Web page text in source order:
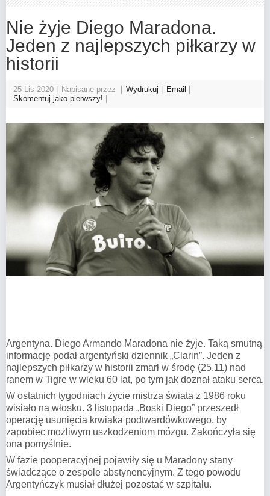
Nie żyje Diego Maradona.
Jeden z najlepszych piłkarzy w
historii
25 Lis 2020 Napisane przez Wydrukuj
Email
Skomentuj jako pierwszy!
Argentyna. Diego Armando Maradona nie żyje. Taką smutną
informację podał argentyński dziennik „Clarin”. Jeden z
najlepszych piłkarzy w historii zmarł w środę (25.11) nad
ranem w Tigre w wieku 60 lat, po tym jak doznał ataku serca.
W ostatnich tygodniach życie mistrza świata z 1986 roku
wisiało na włosku. 3 listopada „Boski Diego” przeszedł
operację usunięcia krwiaka podtwardówkowego, by
zapobiec możliwym uszkodzeniom mózgu. Zakończyła się
ona pomyślnie.
W fazie pooperacyjnej pojawiły się u Maradony stany
świadczące o zespole abstynencyjnym. Z tego powodu
Argentyńczyk musiał dłużej pozostać w szpitalu.